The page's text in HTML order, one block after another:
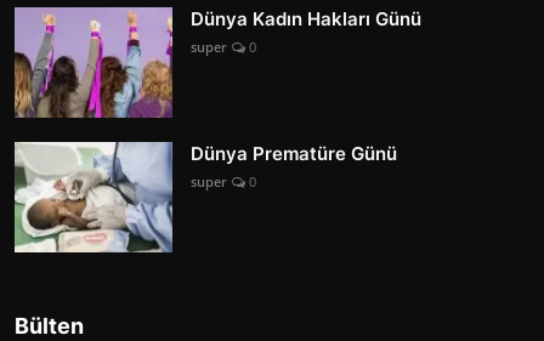
Dünya Kadın Hakları Günü
super 0
Dünya Prematüre Günü
super 0
Bülten